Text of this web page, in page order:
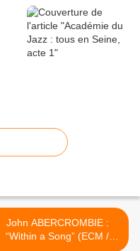
John ABERCROMBIE :
“Within a Song” (ECM /